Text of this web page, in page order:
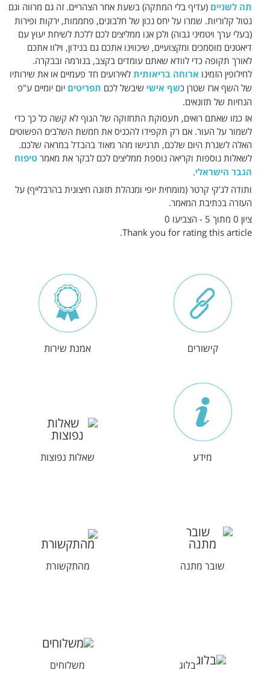
תה לשניים (עדיף בלי המתקה) בשעת אחר הצהריים. זה גם מרווה וגם
נטול קלוריות. שמרו על יחס נכון של חלבונים, פחממות, ירקות ופירות
(בעלי ערך ויטמיני גבוה) ולכן אנו ממליצים לכם ללכת לשיחת יעוץ עם
דיאטנים מוסמכים ומקצועיים, שיכווינו אתכם גם בנידון, וילוו אתכם
לאורך תקופה כדי לוודא שאתם עומדים בקצב, בנורמה ובבקרה.
לחילופין הזמינו ארוחה בריאותית לאירועים חד פעמיים או את שירותיו
של השף ארז שטרן כשף אישי שיבשל לכם תפריטים יום יומיים ע"פ
הנחיות של תזונאים.
אז כמו שאתם רואים, תעסוקת התחזוקה של הגוף לא קשה כל כך כדי
לשמור על העור. אם רק תקפידו להכניס את חמשת השלבים הפשוטים
האלה לשגרת היום שלכם, תרגישו מהר מאוד בהבדל במראה שלכם.
לשאלות נוספות וקריאה נוספת ממליצים לכם לבקר את מאמר טיפוח
הגבר הישראלי.
ותודה לג'קי קרטר (מומחית יופי ומנהלת תזונה חיצונית בהרבלייף) על
העזרה בכתיבת המאמר.
ציון 0 מתוך 5 - הצביעו 0
Thank you for rating this article.
קישורים אמנת שירות
מידע שאלות נפוצות
שובר מתנה מהתקשורת
בלוג משלוחים